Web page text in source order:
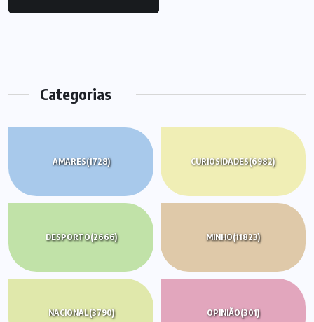
Categorias
AMARES(1728) CURIOSIDADES(6982)
DESPORTO(2666) MINHO(11823)
NACIONAL(3790) OPINIÃO(301)